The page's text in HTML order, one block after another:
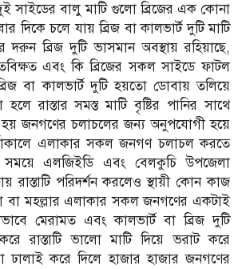
সাইডের বালু মাটি গুলো ব্রিজের এক কোনা
দিকে চলে যায় ব্রিজ বা কালভার্ট দুটি মাটি
ব্রিজ দুটি ভাসমান অবস্থায় রহিয়াছে,
এবং কি ব্রিজের সকল সাইডে ফাটল
বা কালভার্ট দুটি হয়তো ডোবায় তলিয়ে
রাস্তার সমস্ত মাটি বৃষ্টির পানির সাথে
জনগণের চলাচলের জন্য অনুপযোগী হয়ে
এলাকার সকল জনগণ চলাচল করতে
সময়ে এলজিইডি এবং বেলকুচি উপজেলা
রাস্তাটি পরিদর্শন করলেও স্থায়ী কোন কাজ
বা মহল্লার এলাকার সকল জনগণের একটাই
মেরামত এবং কালভার্ট বা ব্রিজ দুটি
রাস্তাটি ভালো মাটি দিয়ে ভরাট করে
ঢালাই করে দিলে হাজার হাজার জনগণের